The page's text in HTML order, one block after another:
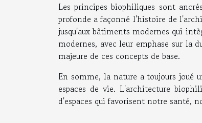
Les principes biophiliques sont
profonde a façonné l'histoire de
jusqu'aux bâtiments modernes qui
modernes, avec leur emphase sur la
majeure de ces concepts de base.
En somme, la nature a toujours
espaces de vie. L'architecture
d'espaces qui favorisent notre santé,